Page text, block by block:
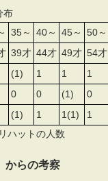
布
35～ 40～ 45～ 50～
39才 44才 49才 54才
(1) 1 1 1
0 0 (1) 0
(1) 1 1(1) 1
ハットの人数
からの考察